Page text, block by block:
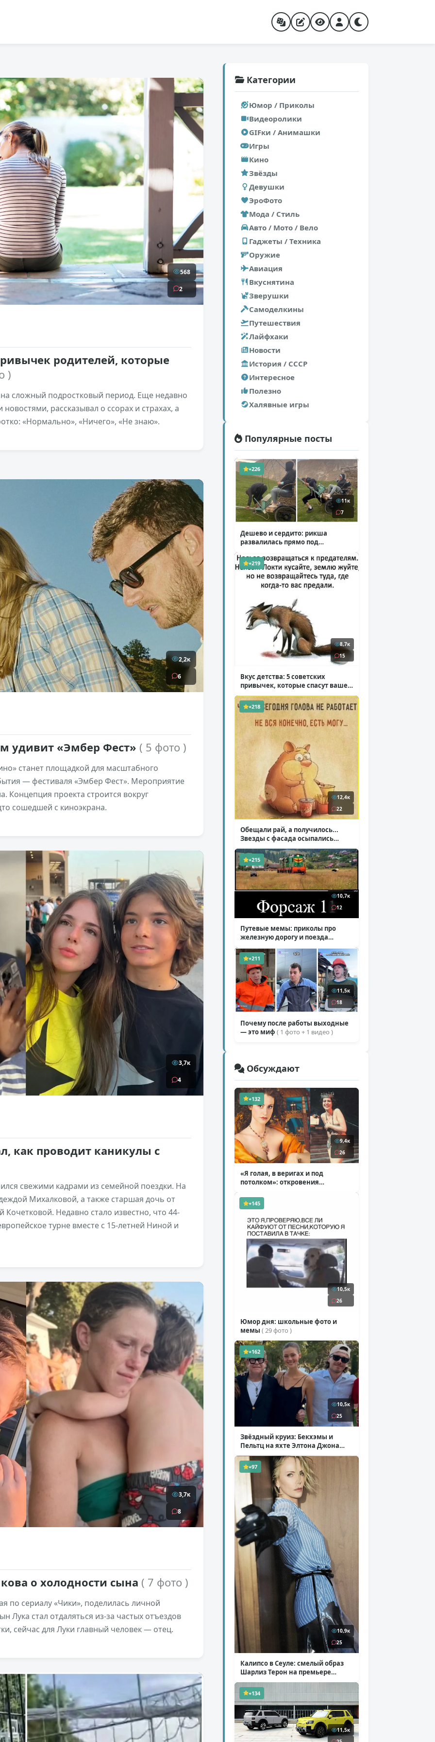
568
2
родителей, которые
)
сложный подростковый период. Еще недавно
рассказывал о ссорах и страхах, а
«Нормально», «Ничего», «Не знаю».
2,2к
6
удивит «Эмбер Фест» ( 5 фото )
станет площадкой для масштабного
— фестиваля «Эмбер Фест». Мероприятие
Концепция проекта строится вокруг
сошедшей с киноэкрана.
3,7к
4
как проводит каникулы с
свежими кадрами из семейной поездки. На
Михалковой, а также старшая дочь от
Кочетковой. Недавно стало известно, что 44-
турне вместе с 15-летней Ниной и
3,7к
8
о холодности сына ( 7 фото )
по сериалу «Чики», поделилась личной
Лука стал отдаляться из-за частых отъездов
сейчас для Луки главный человек — отец.
Категории
Юмор / Приколы
Видеоролики
GIFки / Анимашки
Игры
Кино
Звёзды
Девушки
ЭроФото
Мода / Стиль
Авто / Мото / Вело
Гаджеты / Техника
Оружие
Авиация
Вкуснятина
Зверушки
Самоделкины
Путешествия
Лайфхаки
Новости
История / СССР
Интересное
Полезно
Халявные игры
Популярные посты
+226
11к
7
Дешево и сердито: рикша
развалилась прямо под
+219
8,7к
15
Вкус детства: 5 советских
привычек, которые спасут ваше
здоровье( 2 фото )
+218
12,4к
22
Обещали рай, а получилось...
Звезды с фасада осыпались
( 14 фото )
+215
10,7к
12
Путевые мемы: приколы про
железную дорогу и поезда
+211
11,5к
18
Почему после работы выходные
— это миф ( 1 фото + 1 видео )
Обсуждают
+132
9,4к
26
«Я голая, в веригах и под
потолком»: откровения
( 11 фото )
+145
10,5к
26
Юмор дня: школьные фото и
мемы ( 29 фото )
+162
10,5к
25
Звёздный круиз: Бекхэмы и
Пельтц на яхте Элтона Джона
( 12 фото )
+97
10,9к
25
Калипсо в Сеуле: смелый образ
Шарлиз Терон на премьере
«Одиссеи»( 6 фото )
+134
11,5к